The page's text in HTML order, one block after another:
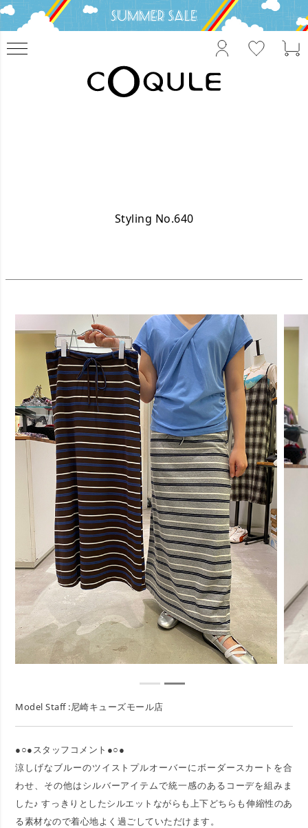
Styling No.640
Model Staff :尼崎キューズモール店
●○●スタッフコメント●○●
涼しげなブルーのツイストプルオーバーにボーダースカートを合
わせ、その他はシルバーアイテムで統一感のあるコーデを組みま
した♪ すっきりとしたシルエットながらも上下どちらも伸縮性のあ
る素材なので着心地よく過ごしていただけます。